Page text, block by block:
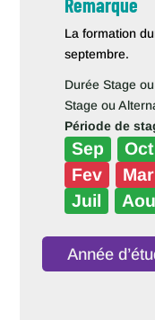
La formation
septembre.
Durée Stage
Stage ou
Période de
Sep Oct
Fev
Mar
Juil
Aou
Année